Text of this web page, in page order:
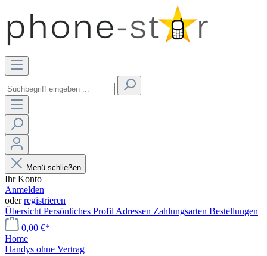
Menü schließen
Ihr Konto
Anmelden
oderregistrieren
Übersicht Persönliches Profil Adressen Zahlungsarten Bestellungen
0,00 €*
Home
Handys ohne Vertrag